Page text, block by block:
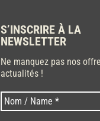
S’INSCRIRE À LA
NEWSLETTER
Ne manquez pas nos
actualités !
Nom *